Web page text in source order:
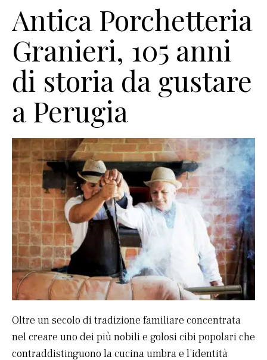
Antica Porchetteria
Granieri, 105 anni
di storia da gustare
a Perugia
Oltre un secolo di tradizione familiare concentrata
nel creare uno dei più nobili e golosi cibi popolari che
contraddistinguono la cucina umbra e l’identità